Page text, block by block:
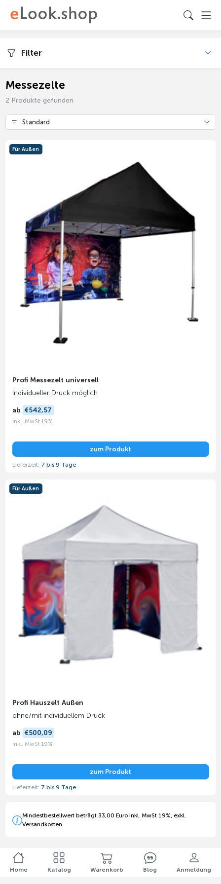
Filter
Messezelte
2 Produkte gefunden
Standard
Profi Messezelt universell
Individueller Druck möglich
ab €542,57
inkl. MwSt 19%
zum Produkt
Lieferzeit: 7 bis 9 Tage
Für Außen
Profi Hauszelt Außen
ohne/mit individuellem Druck
ab €500,09
inkl. MwSt 19%
zum Produkt
Lieferzeit: 7 bis 9 Tage
Für Außen
Mindestbestellwert beträgt 33,00 Euro inkl. MwSt 19%, exkl.
Versandkosten
Home Katalog Warenkorb Blog Anmeldung